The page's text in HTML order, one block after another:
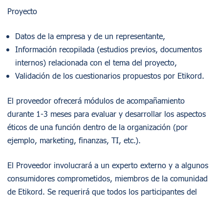
Proyecto
Datos de la empresa y de un representante,
Información recopilada (estudios previos, documentos
internos) relacionada con el tema del proyecto,
Validación de los cuestionarios propuestos por Etikord.
El proveedor ofrecerá módulos de acompañamiento
durante 1-3 meses para evaluar y desarrollar los aspectos
éticos de una función dentro de la organización (por
ejemplo, marketing, finanzas, TI, etc.).
El Proveedor involucrará a un experto externo y a algunos
consumidores comprometidos, miembros de la comunidad
de Etikord. Se requerirá que todos los participantes del